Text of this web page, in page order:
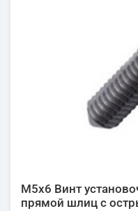
М5х6 Винт
прямой шлиц с